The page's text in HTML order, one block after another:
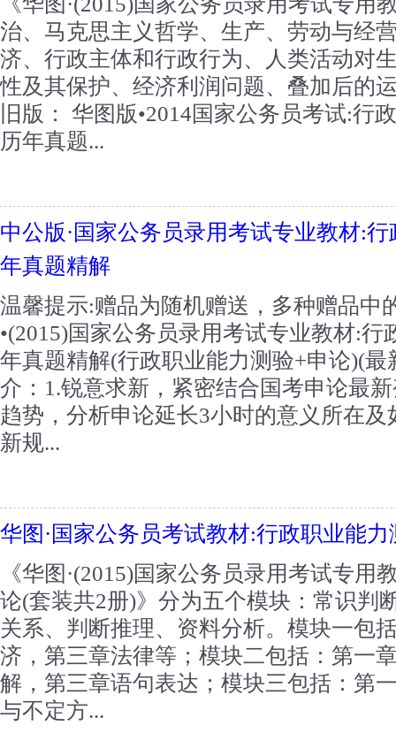
治、马克思主义哲学、生产、劳动与经
济、行政主体和行政行为、人类活动对
性及其保护、经济利润问题、叠加后的
旧版： 华图版•2014国家公务员考试:行
历年真题...
中公版·国家公务员录用考试专业教材:
年真题精解
温馨提示:赠品为随机赠送，多种赠品中
•(2015)国家公务员录用考试专业教材:
年真题精解(行政职业能力测验+申论)(
介：1.锐意求新，紧密结合国考申论最
趋势，分析申论延长3小时的意义所在
新规...
华图·国家公务员考试教材:行政职业能
《华图·(2015)国家公务员录用考试专用
论(套装共2册)》分为五个模块：常识判
关系、判断推理、资料分析。模块一包
济，第三章法律等；模块二包括：第一
解，第三章语句表达；模块三包括：第
与不定方...